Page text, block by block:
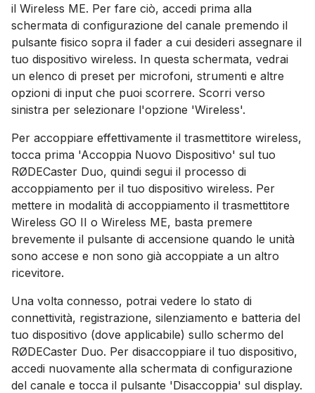
il Wireless ME. Per fare ciò, accedi prima alla
schermata di configurazione del canale premendo il
pulsante fisico sopra il fader a cui desideri assegnare il
tuo dispositivo wireless. In questa schermata, vedrai
un elenco di preset per microfoni, strumenti e altre
opzioni di input che puoi scorrere. Scorri verso
sinistra per selezionare l'opzione 'Wireless'.
Per accoppiare effettivamente il trasmettitore wireless,
tocca prima 'Accoppia Nuovo Dispositivo' sul tuo
RØDECaster Duo, quindi segui il processo di
accoppiamento per il tuo dispositivo wireless. Per
mettere in modalità di accoppiamento il trasmettitore
Wireless GO II o Wireless ME, basta premere
brevemente il pulsante di accensione quando le unità
sono accese e non sono già accoppiate a un altro
ricevitore.
Una volta connesso, potrai vedere lo stato di
connettività, registrazione, silenziamento e batteria del
tuo dispositivo (dove applicabile) sullo schermo del
RØDECaster Duo. Per disaccoppiare il tuo dispositivo,
accedi nuovamente alla schermata di configurazione
del canale e tocca il pulsante 'Disaccoppia' sul display.